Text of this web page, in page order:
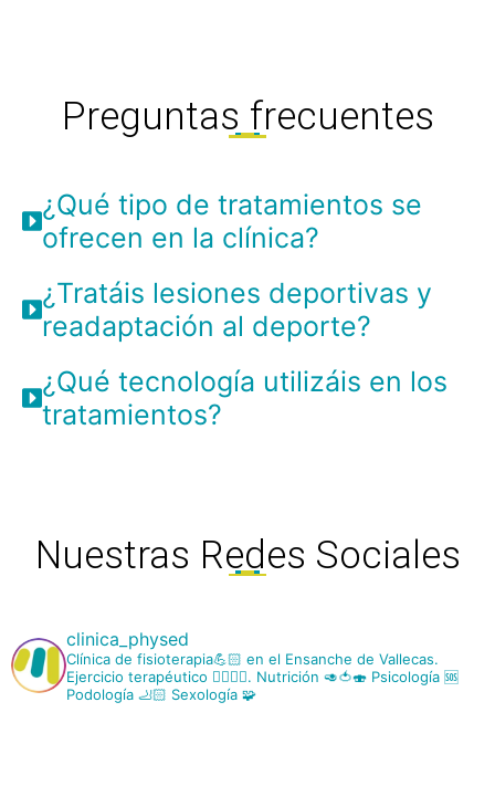
Preguntas frecuentes
¿Qué tipo de tratamientos se
ofrecen en la clínica?
¿Tratáis lesiones deportivas y
readaptación al deporte?
¿Qué tecnología utilizáis en los
tratamientos?
Nuestras Redes Sociales
clinica_physed
Clínica de fisioterapia💪🏻 en el Ensanche de Vallecas.
Ejercicio terapéutico 🤸‍♂️🏊‍♀️. Nutrición 🥑🍅🍣 Psicología 🆘
Podología 🦶🏻 Sexología 🧩